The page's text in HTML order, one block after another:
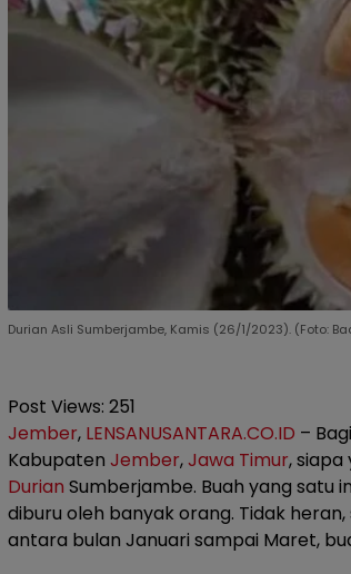
Durian Asli Sumberjambe, Kamis (26/1/2023). (Foto:
Post Views: 251
Jember, LENSANUSANTARA.CO.ID –
Kabupaten Jember,Jawa Timur,
Durian Sumberjambe. Buah yang satu
diburu oleh banyak orang. Tidak
antara bulan Januari sampai Maret,